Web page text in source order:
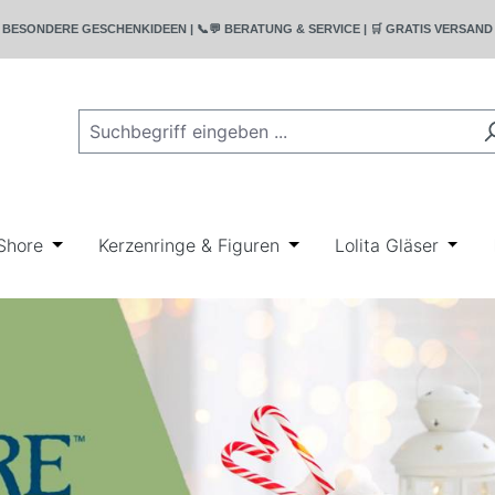
GESCHENKIDEEN | 📞💬 BERATUNG & SERVICE | 🛒 GRATIS
Bullyland
der Kategorie Disney
Schließe das Dropdown der Kategorie Geschenkideen
Öffne oder Schließe das Dropdown der Kategorie
Kerzenringe & Figuren Öffne oder Schließe
Lolita Gläser